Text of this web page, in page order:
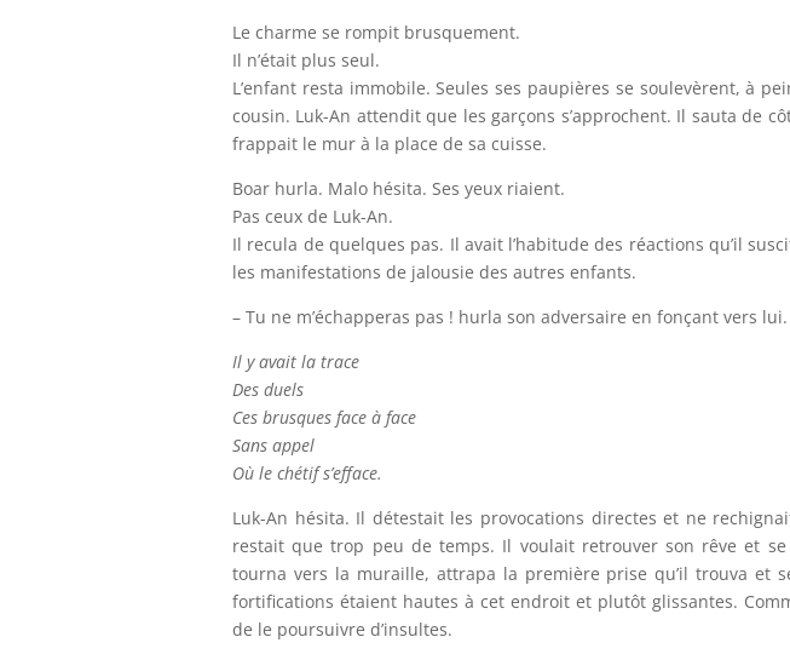
Le charme se rompit brusquement.
Il n’était plus seul.
L’enfant resta immobile. Seules ses paupières se soulevèrent, à
cousin. Luk-An attendit que les garçons s’approchent. Il sauta de
frappait le mur à la place de sa cuisse.
Boar hurla. Malo hésita. Ses yeux riaient.
Pas ceux de Luk-An.
Il recula de quelques pas. Il avait l’habitude des réactions qu’il
les manifestations de jalousie des autres enfants.
– Tu ne m’échapperas pas ! hurla son adversaire en fonçant vers lui.
Il y avait la trace
Des duels
Ces brusques face à face
Sans appel
Où le chétif s’efface.
Luk-An hésita. Il détestait les provocations directes et ne
restait que trop peu de temps. Il voulait retrouver son rêve et
tourna vers la muraille, attrapa la première prise qu’il trouva et
fortifications étaient hautes à cet endroit et plutôt glissantes.
de le poursuivre d’insultes.